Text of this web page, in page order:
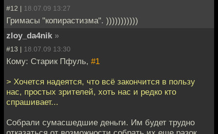
#12 | 18.07.09 13:27
Гримасы "копирастизма". )))))))))))
zloy_da4nik »
#13 | 18.07.09 13:30
Кому: Старик Пфуль, #1
> Хочется надеятся, что всё закончится в пользу
нас, простых зрителей, хоть нас и редко кто
спрашивает...
Собрали сумасшедшие деньги. Им будет трудно